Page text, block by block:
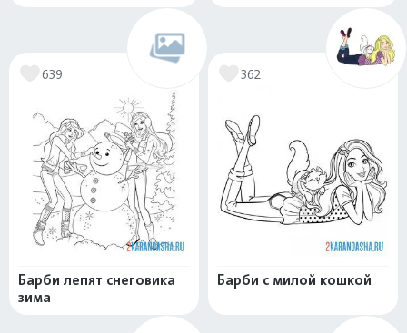
639
Барби лепят снеговика
зима
362
Барби с милой кошкой